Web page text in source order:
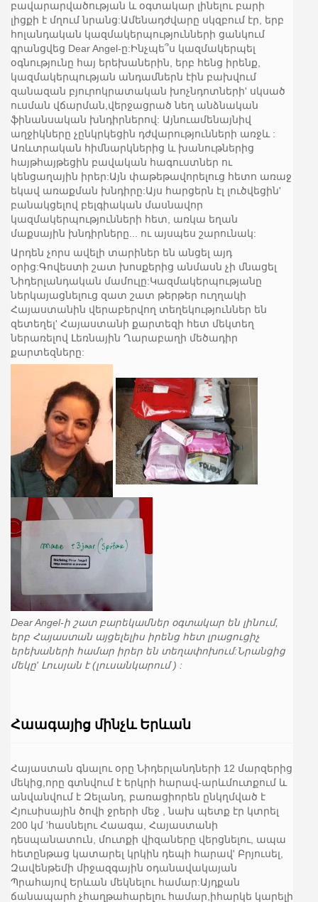
բավարարվածության և օգտակար լինելու բարի
լիցքի է մղում նրանց:Ամենադժվարը սկզբում էր, երբ
հոլանդական կազմակերպությունների ցանկում
գրանցվեց Dear Angel-ը:Ինչպե՞ս կազմակերպել
օգնությունը հայ երեխաներին, երբ հենց իրենք,
կազմակերպության անդամներն էին բախվում
զանազան բյուրոկրատական խոչնդոտների' սկսած
ուսման վճարման,վերջացրած նեղ անձնական
ֆինանսական խնդիրներով: Այնուամենայնիվ
աղջիկները չընկրկեցին դժվարությունների առջև :
Առևտրական հիմնարկներից և խանութներից
հայթհայթեցին բավական հագուստներ ու
կենցաղային իրեր:Այն փաթեթավորելուց հետո առաջ
եկավ առաքման խնդիրը:Այս հարցերն էլ լուծվեցին'
բանակցելով բելգիական մասնավոր
կազմակերպությունների հետ, առկա եղան
մաքսային խնդիրները... ու այսպես շարունակ:
Արդեն չորս ավելի տարիներ են անցել այդ
օրից:Գովեստի շատ խոսքերից անմասն չի մնացել
Նիդերլանդական մամուլը:Կազմակերպությանը
ներկայացնելուց զատ շատ թերթեր ուղղակի
Հայաստանին վերաբերվող տեղեկություններ են
զետեղել' Հայաստանի քարտեզի հետ մեկտեղ
ներառելով Լեռնային Ղարաբաղի մեծադիր
քարտեզները:
Dear Angel-ի շատ բարեկամներ օգտակար են լինում,
երբ Հայաստան այցելելիս իրենց հետ լրացուցիչ
երեխաների համար իրեր են տեղափոխում:Նրանցից
մեկը' Լուսյան է (լուսանկարում ) :
Հաագայից մինչև Երևան
Հայաստան գնալու օրը Նիդերլանդների 12 մարզերից
մեկից,որը գտնվում է երկրի հարավ-արևմուտքում և
անվանվում է Զելանդ, բառացիորեն ընկղմված է
Հյուսիսային ծովի ջրերի մեջ , նախ պետք էր կտրել
200 կմ 'հասնելու Հաագա, Հայաստանի
դեսպանատուն, մուտքի վիզաները վերցնելու, ապա
հետընթաց կատարել կրկին դեպի հարավ' Բրյուսել,
Զավենթեմի միջազգային օդանավակայան
Պրահայով Երևան մեկնելու համար:Այդքան
ճանապարհ չհաղթահարելու համար,իհարկե կարելի